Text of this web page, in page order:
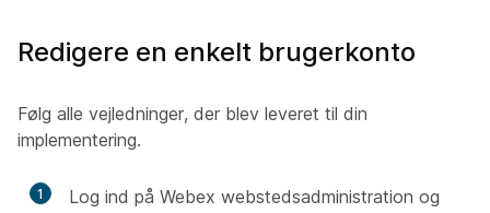
Redigere en enkelt brugerkonto
Følg alle vejledninger, der blev leveret til din
implementering.
1
Log ind på Webex webstedsadministration og